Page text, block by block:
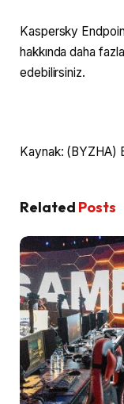
Kaspersky
hakkında daha
edebilirsiniz.
Kaynak: (BYZHA)
Related Posts